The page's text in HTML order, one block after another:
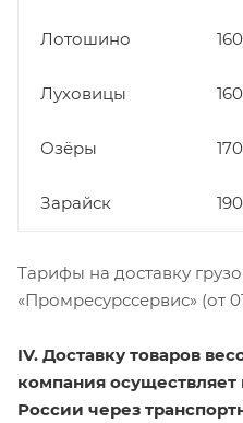
Лотошино 160
Луховицы 160
Озёры 170
Зарайск 190
Тарифы на доставку
«Промресурссервис» (от
IV. Доставку товаров
компания
России через